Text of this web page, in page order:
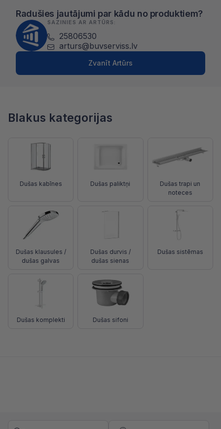
Radušies jautājumi par kādu no produktiem?
SAZINIES AR ARTŪRS:
25806530
arturs@buvserviss.lv
Zvanīt Artūrs
Blakus kategorijas
Dušas kabīnes Dušas paliktņi
Dušas trapi un
noteces
Dušas klausules /
dušas galvas
Dušas durvis /
dušas sienas
Dušas sistēmas
Dušas komplekti Dušas sifoni